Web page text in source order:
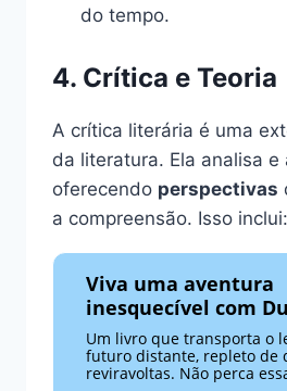
do tempo.
4. Crítica e Teoria
A crítica literária é uma
da literatura. Ela analisa e
oferecendo perspectivas
a compreensão. Isso inclui:
Viva uma aventura
inesquecível com
Um livro que transporta o
futuro distante, repleto de
reviravoltas. Não perca